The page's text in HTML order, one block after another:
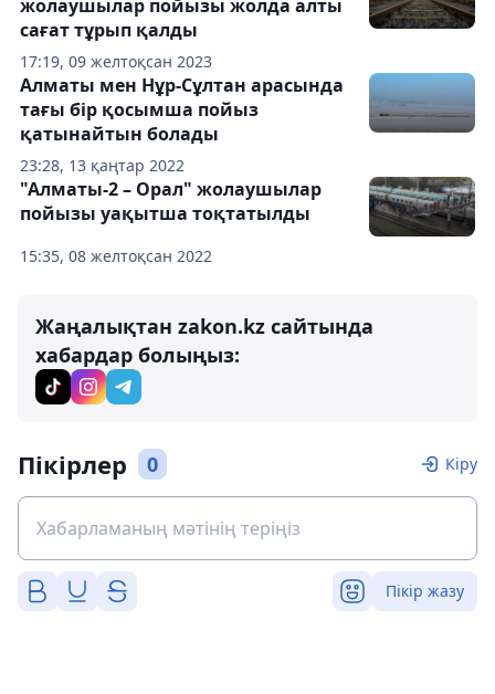
17:19, 09 желтоқсан 2023
жолаушылар пойызы жолда алты
сағат тұрып қалды
23:28, 13 қаңтар 2022
Алматы мен Нұр-Сұлтан арасында
тағы бір қосымша пойыз
қатынайтын болады
15:35, 08 желтоқсан 2022
"Алматы-2 – Орал" жолаушылар
пойызы уақытша тоқтатылды
Жаңалықтан zakon.kz сайтында
хабардар болыңыз:
Пікірлер 0 Кіру
Пікір жазу